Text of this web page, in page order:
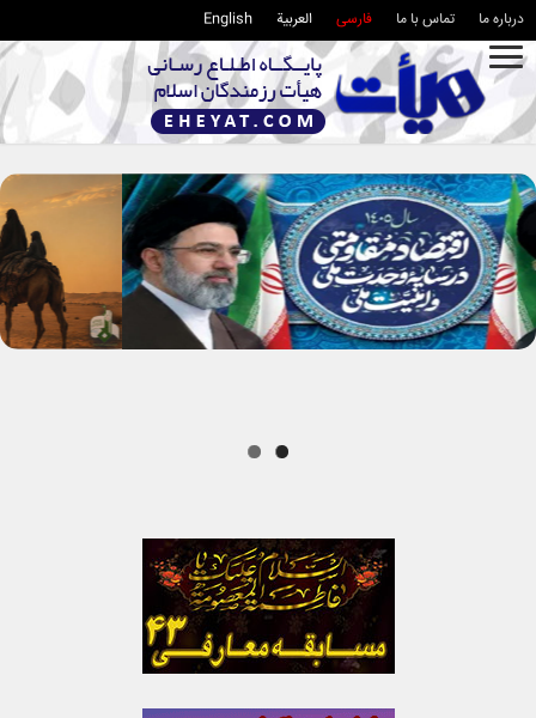
درباره ما تماس با ما فارسی العربية English